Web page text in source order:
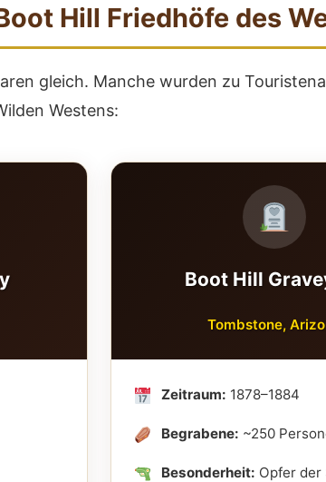
Hill Friedhöfe des
gleich. Manche wurden zu
Westens:
Boot Hill
Tombstone,
Zeitraum: 1878–1884
Begrabene: ~250
Besonderheit: Opfer der